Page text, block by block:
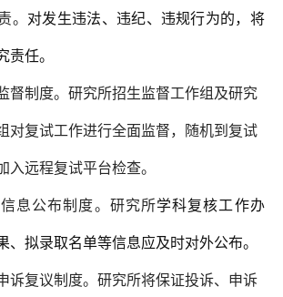
。 对发生违法、违纪、违规行为的，将
责任。
督制度。研究所招生监督工作组及研究
对复试工作进行全面监督，随机到复试
入远程复试平台检查。
信息公布制度。研究所学科复核工作办
、拟录取名单等信息应及时对外公布。
诉复议制度。研究所将保证投诉、申诉